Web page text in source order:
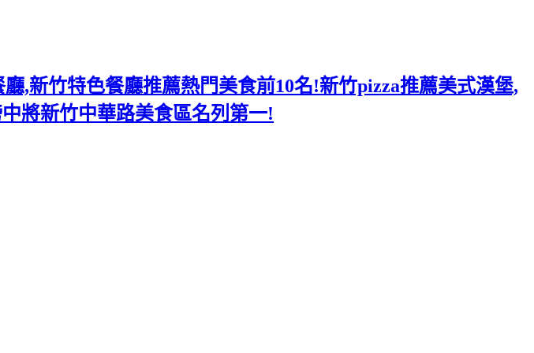
,新竹特色餐廳推薦熱門美食前10名!新竹pizza推薦美式漢堡,
將新竹中華路美食區名列第一!